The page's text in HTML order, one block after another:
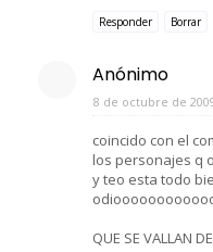
Responder Borrar
Anónimo
8 de octubre de
coincido con el
los personajes q
y teo esta todo
QUE SE VALLAN